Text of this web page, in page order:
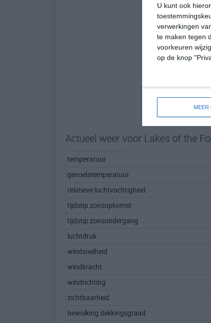
U kunt ook
verwerkingen
te maken tegen
voorkeuren
op de knop
MEER
Actueel weer voor Lakes of the
temperatuur
gevoelstemperatuur
relatieve luchtvochtigheid
tijdstip zonsopkomst
tijdstip zonsondergang
luchtdruk
windsnelheid
windkracht
windrichting
zichtbaarheid
bewolking dekkingsgraad